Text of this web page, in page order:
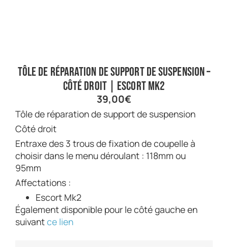
Tôle de réparation de support de suspension –
côté droit | Escort Mk2
39,00€
Tôle de réparation de support de suspension
Côté droit
Entraxe des 3 trous de fixation de coupelle à
choisir dans le menu déroulant : 118mm ou
95mm
Affectations :
Escort Mk2
Également disponible pour le côté gauche en
suivantce lien